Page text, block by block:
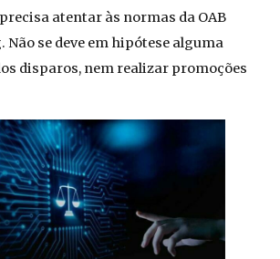
atentar às normas da OAB
se deve em hipótese alguma
disparos, nem realizar promoções